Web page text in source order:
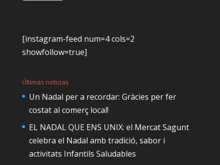
[instagram-feed num=4 cols=2
showfollow=true]
Últimas noticias
Un Nadal per a recordar: Gràcies per fer
costat al comerç local!
EL NADAL QUE ENS UNIX: el Mercat Sagunt
celebra el Nadal amb tradició, sabor i
activitats Infantils Saludables